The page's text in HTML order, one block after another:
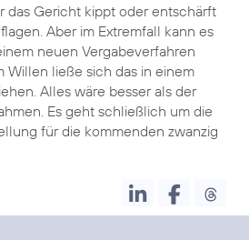
das Gericht kippt oder entschärft
Aber im Extremfall kann es
neuen Vergabeverfahren
Willen ließe sich das in einem
Alles wäre besser als der
Es geht schließlich um die
für die kommenden zwanzig